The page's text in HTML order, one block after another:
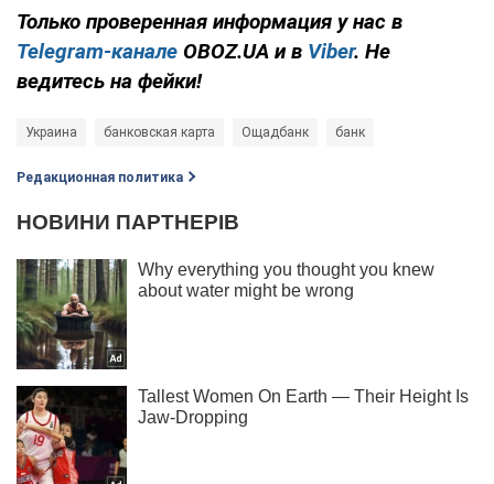
Только проверенная информация у нас в
Telegram-канале OBOZ.UA и в Viber. Не
ведитесь на фейки!
Украина банковская карта Ощадбанк банк
Редакционная политика